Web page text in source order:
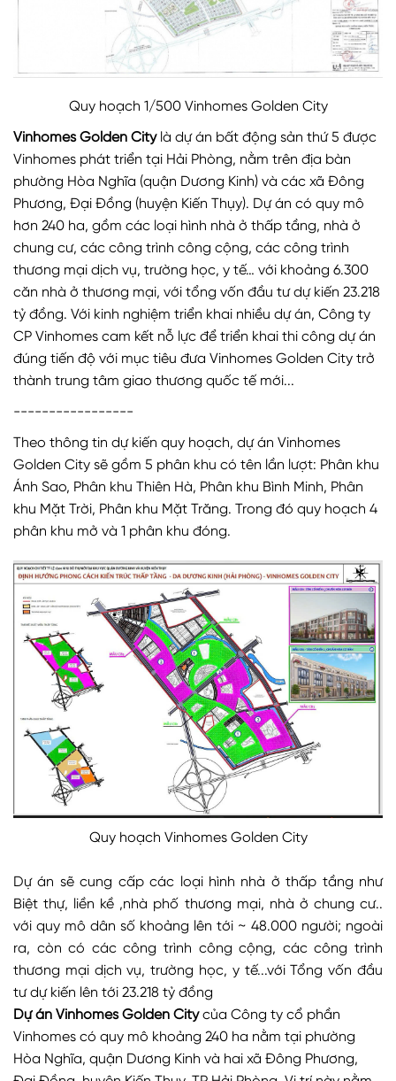
Quy hoạch 1/500 Vinhomes Golden City
Vinhomes Golden Citylà dự án bất động sản thứ 5 được
Vinhomes phát triển tại Hải Phòng, nằm trên địa bàn
phường Hòa Nghĩa (quận Dương Kinh) và các xã Đông
Phương, Đại Đồng (huyện Kiến Thụy). Dự án có quy mô
hơn 240 ha, gồm các loại hình nhà ở thấp tầng, nhà ở
chung cư, các công trình công cộng, các công trình
thương mại dịch vụ, trường học, y tế… với khoảng 6.300
căn nhà ở thương mại, với tổng vốn đầu tư dự kiến 23.218
tỷ đồng. Với kinh nghiệm triển khai nhiều dự án, Công ty
CP Vinhomes cam kết nỗ lực để triển khai thi công dự án
đúng tiến độ với mục tiêu đưa Vinhomes Golden City trở
thành trung tâm giao thương quốc tế mới...
-----------------
Theo thông tin dự kiến quy hoạch, dự án Vinhomes
Golden City sẽ gồm 5 phân khu có tên lần lượt: Phân khu
Ánh Sao, Phân khu Thiên Hà, Phân khu Bình Minh, Phân
khu Mặt Trời, Phân khu Mặt Trăng. Trong đó quy hoạch 4
phân khu mở và 1 phân khu đóng.
Quy hoạch Vinhomes Golden City
Dự án sẽ cung cấp các loại hình nhà ở thấp tầng như
Biệt thự, liền kề ,nhà phố thương mại, nhà ở chung cư..
với quy mô dân số khoảng lên tới ~ 48.000 người; ngoài
ra, còn có các công trình công cộng, các công trình
thương mại dịch vụ, trường học, y tế...với Tổng vốn đầu
tư dự kiến lên tới 23.218 tỷ đồng
Dự án Vinhomes Golden City của Công ty cổ phần
Vinhomes có quy mô khoảng 240 ha nằm tại phường
Hòa Nghĩa, quận Dương Kinh và hai xã Đông Phương,